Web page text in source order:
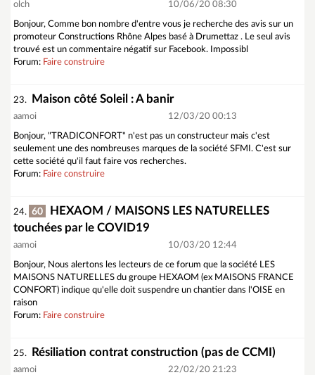
olch 10/06/20 08:30
Bonjour, Comme bon nombre d'entre vous je recherche des avis sur un
promoteur Constructions Rhône Alpes basé à Drumettaz . Le seul avis
trouvé est un commentaire négatif sur Facebook. Impossibl
Forum: Faire construire
23. Maison côté Soleil : A banir
aamoi 12/03/20 00:13
Bonjour, "TRADICONFORT" n'est pas un constructeur mais c'est
seulement une des nombreuses marques de la société SFMI. C'est sur
cette société qu'il faut faire vos recherches.
Forum: Faire construire
24. 60
HEXAOM / MAISONS LES NATURELLES
touchées par le COVID19
aamoi 10/03/20 12:44
Bonjour, Nous alertons les lecteurs de ce forum que la société LES
MAISONS NATURELLES du groupe HEXAOM (ex MAISONS FRANCE
CONFORT) indique qu'elle doit suspendre un chantier dans l'OISE en
raison
Forum: Faire construire
25. Résiliation contrat construction (pas de CCMI)
aamoi 22/02/20 21:23